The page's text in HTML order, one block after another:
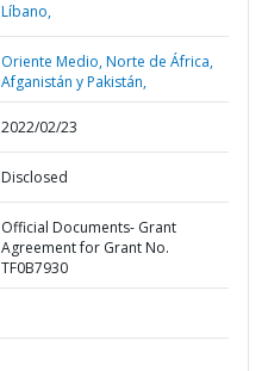
Líbano,
Oriente Medio, Norte de África,
Afganistán y Pakistán,
2022/02/23
Disclosed
Official Documents- Grant
Agreement for Grant No.
TF0B7930